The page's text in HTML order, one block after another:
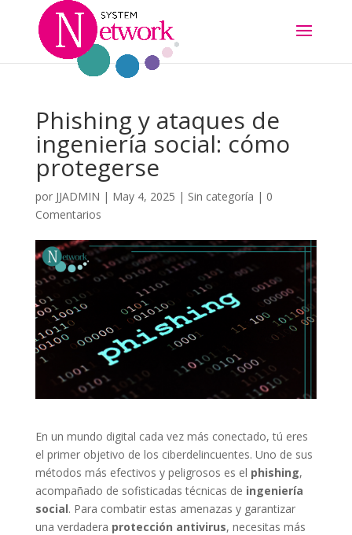
Phishing y ataques de
ingeniería social: cómo
protegerse
por JJADMIN | May 4, 2025 | Sin categoría | 0
Comentarios
En un mundo digital cada vez más conectado, tú eres
el primer objetivo de los ciberdelincuentes. Uno de sus
métodos más efectivos y peligrosos es el phishing,
acompañado de sofisticadas técnicas de ingeniería
social. Para combatir estas amenazas y garantizar
una verdadera protección antivirus, necesitas más